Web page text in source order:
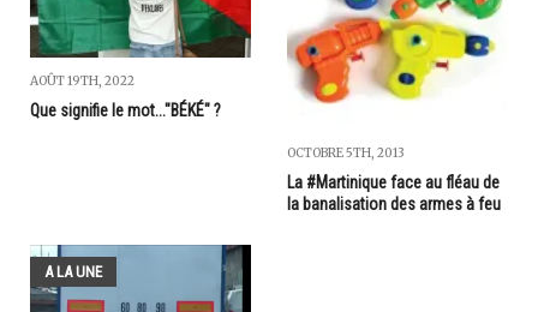
AOÛT 19TH, 2022
Que signifie le mot..."BÉKÉ" ?
OCTOBRE 5TH, 2013
La #Martinique face au fléau de
la banalisation des armes à feu
A LA UNE